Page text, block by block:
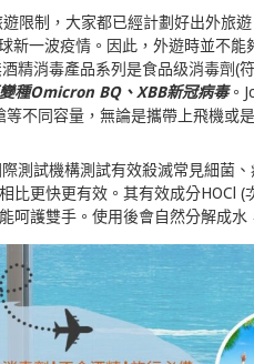
限制，大家都已經計劃好出外旅
新一波疫情。因此，外遊時並不
精消毒產品系列是食品级消毒劑(
種Omicron BQ、 XBB新冠病毒。
等不同容量，無論是攜帶上飛機或
測試機構測試有效殺滅常見細菌
比更快更有效。其有效成分HOCl
呵護雙手。使用後會自然分解成水